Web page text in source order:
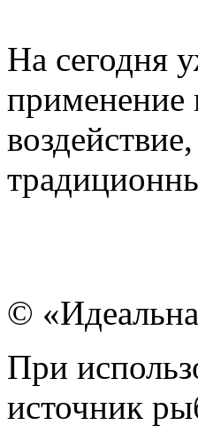
На сегодня
применение
©
При
источник